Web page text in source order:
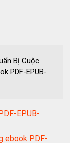
Bị Cuộc
PDF-EPUB-
EPUB-
ebook PDF-